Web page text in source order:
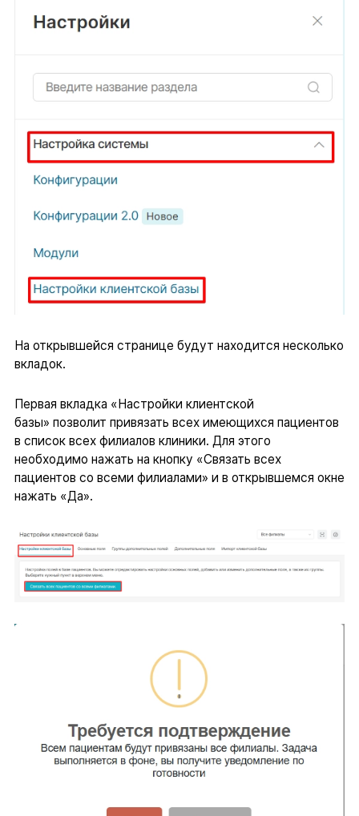
На открывшейся странице будут находится несколько
вкладок.
Первая вкладка «Настройки клиентской
базы» позволит привязать всех имеющихся пациентов
в список всех филиалов клиники. Для этого
необходимо нажать на кнопку «Связать всех
пациентов со всеми филиалами» и в открывшемся окне
нажать «Да».